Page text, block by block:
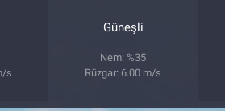
s
Güneşli
Nem: %35
Rüzgar: 6.00 m/s